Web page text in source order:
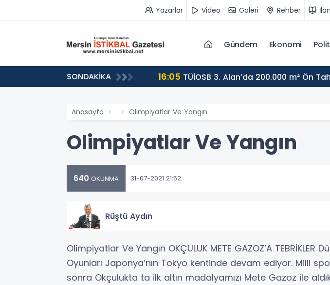
Yazarlar Video Galeri Rehber
Gündem Ekonomi
SONDAKİKA 16:05 TÜİOSB 3. Alan’da 200.000 m² Ön
Anasayfa Olimpiyatlar Ve Yangın
Olimpiyatlar Ve Yangın
640 OKUNMA 31-07-2021 21:52
Rüştü Aydın
Olimpiyatlar Ve Yangın OKÇULUK METE GAZOZ’A TEBRİKLER
Oyunları Japonya’nın Tokyo kentinde devam ediyor. Milli
sonra Okçulukta ta ilk altın madalyamızı Mete Gazoz ile